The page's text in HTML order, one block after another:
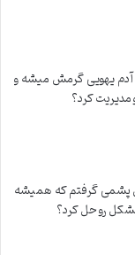
آدم یهویی گرمش میشه و
کرد؟
پشمی گرفتم که همیشه
رو حل کرد؟